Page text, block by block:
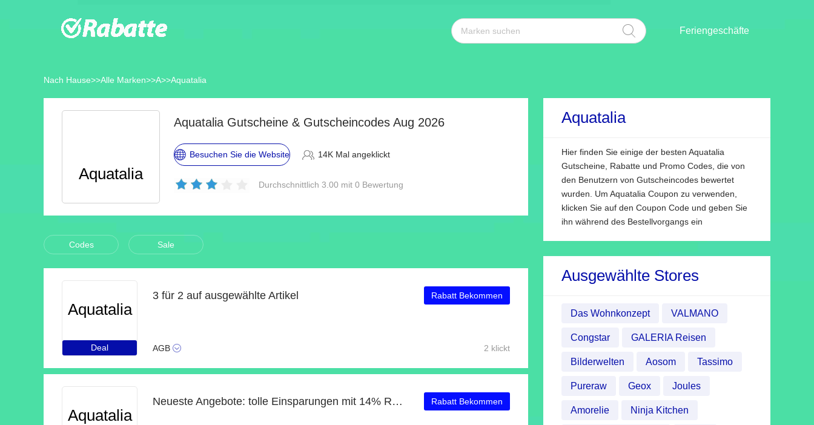
Feriengeschäfte
Nach Hause>>Alle Marken>>A>>Aquatalia
Aquatalia
Aquatalia Gutscheine & Gutscheincodes Aug 2026
Besuchen Sie die Website 14K Mal angeklickt
Durchschnittlich 3.00 mit 0 Bewertung
Codes Sale
Aquatalia
Deal
3 für 2 auf ausgewählte Artikel
AGB
Rabatt Bekommen
2 klickt
Aquatalia
Neueste Angebote: tolle Einsparungen mit 14% Rabatt Rabatt Bekommen
Aquatalia
Hier finden Sie einige der besten Aquatalia
Gutscheine, Rabatte und Promo Codes, die von
den Benutzern von Gutscheincodes bewertet
wurden. Um Aquatalia Coupon zu verwenden,
klicken Sie auf den Coupon Code und geben Sie
ihn während des Bestellvorgangs ein
Ausgewählte Stores
Das Wohnkonzept VALMANO
Congstar GALERIA Reisen
Bilderwelten Aosom Tassimo
Pureraw Geox Joules
Amorelie Ninja Kitchen